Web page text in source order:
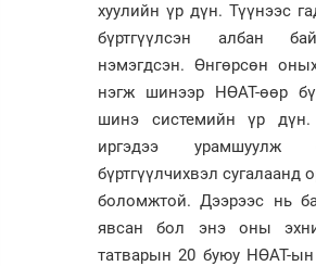
хуулийн үр дүн. Түүнээс
бүртгүүлсэн албан
нэмэгдсэн. Өнгөрсөн
нэгж шинээр НӨАТ-өөр
шинэ системийн үр
иргэдээ урамшуулж
бүртгүүлчихвэл сугалаанд
боломжтой. Дээрээс нь
явсан бол энэ оны
татварын 20 буюу НӨАТ-ын